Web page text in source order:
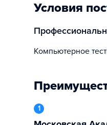
Условия
Компьютерное
1